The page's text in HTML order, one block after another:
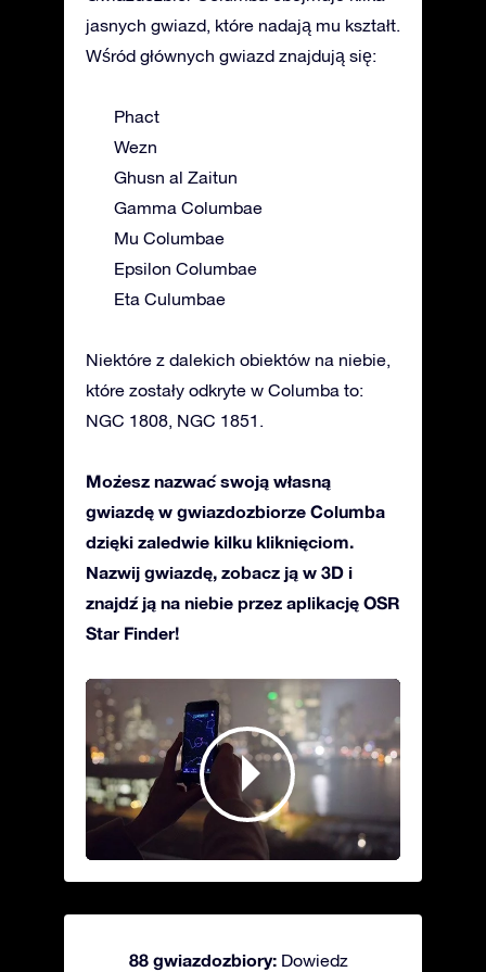
jasnych gwiazd, które nadają mu kształt.
Wśród głównych gwiazd znajdują się:
Phact
Wezn
Ghusn al Zaitun
Gamma Columbae
Mu Columbae
Epsilon Columbae
Eta Culumbae
Niektóre z dalekich obiektów na niebie,
które zostały odkryte w Columba to:
NGC 1808, NGC 1851.
Możesz nazwać swoją własną
gwiazdę w gwiazdozbiorze Columba
dzięki zaledwie kilku kliknięciom.
Nazwij gwiazdę, zobacz ją w 3D i
znajdź ją na niebie przez aplikację OSR
Star Finder!
88 gwiazdozbiory: Dowiedz